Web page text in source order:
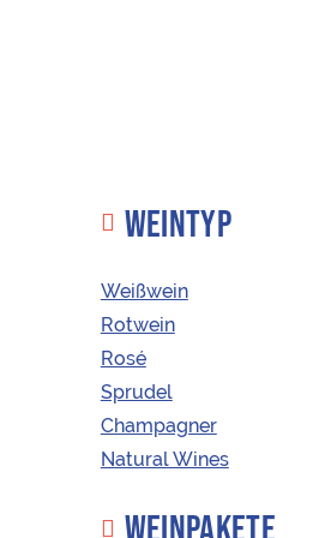
Premium
Korkenzieher
WEINTYP
Weißwein
Rotwein
Rosé
Sprudel
Champagner
Natural Wines
WEINPAKETE